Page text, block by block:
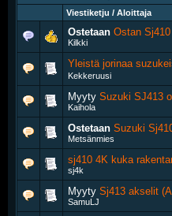
Viestiketju / Aloittaja
Ostetaan Ostan
Kilkki
Yleistä jorinaa
Kekkeruusi
Myyty Suzuki SJ413
Kaihola
Ostetaan Suzuki
Metsänmies
sj410 4K kuka
sj4k
Myyty Sj413 akselit
SamuLJ